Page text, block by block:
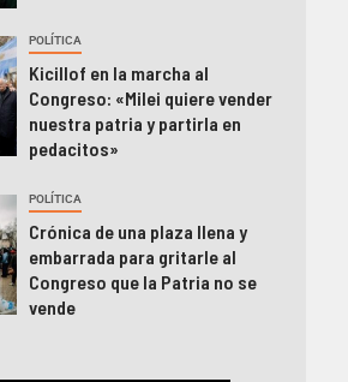
POLÍTICA
Kicillof en la marcha al
Congreso: «Milei quiere vender
nuestra patria y partirla en
pedacitos»
POLÍTICA
Crónica de una plaza llena y
embarrada para gritarle al
Congreso que la Patria no se
vende